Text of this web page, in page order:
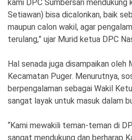
kami DPC Sumbersari mendukung
Setiawan) bisa dicalonkan, baik
maupun calon wakil, agar
terulang,” ujar Murid ketua DPC
Hal senada juga disampaikan oleh
Kecamatan Puger. Menurutnya,
berpengalaman sebagai Wakil
sangat layak untuk masuk dalam
“Kami mewakili teman-teman di
sangat mendukung dan berharap